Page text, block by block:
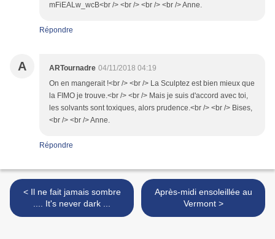
mFiEALw_wcB<br /> <br /> <br /> <br /> Anne.
Répondre
A ARTournadre 04/11/2018 04:19
On en mangerait !<br /> <br /> La Sculptez est bien mieux que
la FIMO je trouve.<br /> <br /> Mais je suis d'accord avec toi,
les solvants sont toxiques, alors prudence.<br /> <br /> Bises,
<br /> <br /> Anne.
Répondre
< Il ne fait jamais sombre
.... It's never dark ...
Après-midi ensoleillée au
Vermont >